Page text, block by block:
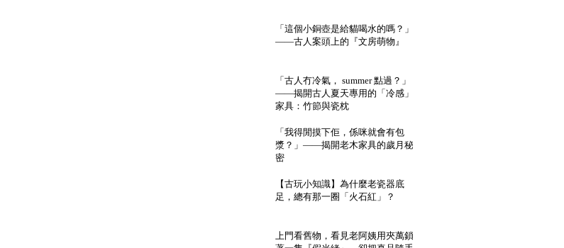
「這個小銅壺是給貓喝水的嗎？」
——古人案頭上的『文房萌物』
「古人冇冷氣， summer 點過？」
——揭開古人夏天專用的「冷感」
家具：竹節與瓷枕
「我得閒摸下佢，係咪就會有包
漿？」——揭開老木家具的歲月秘
密
【古玩小知識】為什麼老瓷器底
足，總有那一圈「火石紅」？
上門看舊物，看見老阿姨用夾萬鎖